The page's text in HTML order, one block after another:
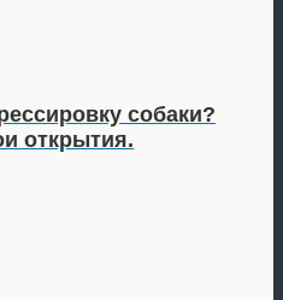
собаки?
открытия.